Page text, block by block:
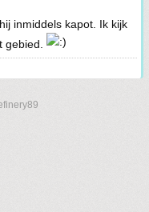
inmiddels kapot. Ik kijk
gebied.